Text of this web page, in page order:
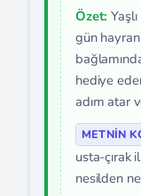
Özet:
gün
hediye
adım atar
METNIN
usta-çırak
nesilden